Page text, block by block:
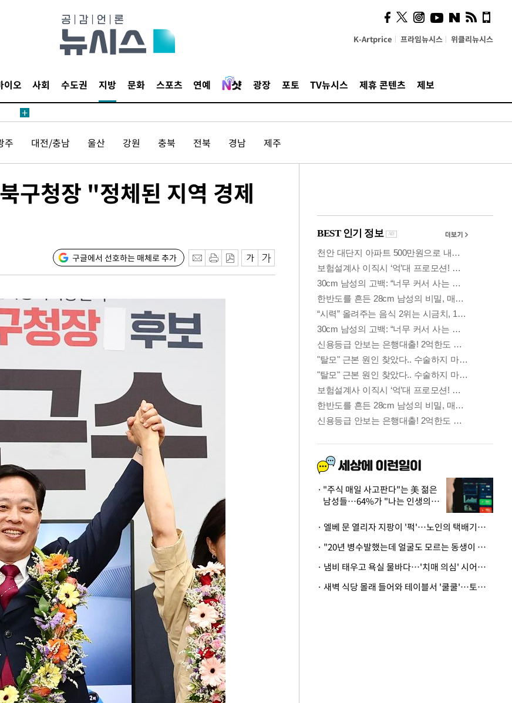
K-Artprice 프라임뉴시스 위클리뉴시스
이오 사회 수도권 지방 문화 스포츠 연예 광장 포토 TV뉴시스 제휴 콘텐츠 제보
주 대전/충남 울산 강원 충북 전북 경남 제주
구청장 "정체된 지역 경제
구글에서 선호하는 매체로 추가
시, 스마트폰 액세서리에
NFC 더했다
"주식 매일 사고판다"는 美 젊은
남성들…64%가 "나는 인생의
· 엘베 문 열리자 지팡이 '퍽'…노인의 택배기사 폭행 이유
· "20년 병수발했는데 얼굴도 모르는 동생이 유산 절반을"…배다른 형제 상속권 있을까
· 냄비 태우고 욕실 물바다…'치매 의심' 시어머니 검사 권유했다가 '날벼락'
· 새벽 식당 몰래 들어와 테이블서 '쿨쿨'…토사물 남기고 사라진 남성